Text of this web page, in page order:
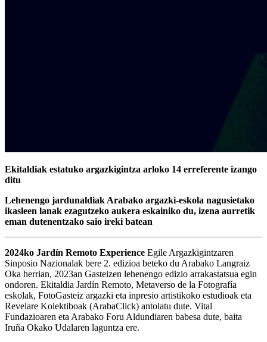
Ekitaldiak estatuko argazkigintza arloko 14 erreferente izango
ditu
Lehenengo jardunaldiak Arabako argazki-eskola nagusietako
ikasleen lanak ezagutzeko aukera eskainiko du, izena aurretik
eman dutenentzako saio ireki batean
2024ko Jardín Remoto Experience Egile Argazkigintzaren
Sinposio Nazionalak bere 2. edizioa beteko du Arabako Langraiz
Oka herrian, 2023an Gasteizen lehenengo edizio arrakastatsua egin
ondoren. Ekitaldia Jardín Remoto, Metaverso de la Fotografía
eskolak, FotoGasteiz argazki eta inpresio artistikoko estudioak eta
Revelare Kolektiboak (ArabaClick) antolatu dute. Vital
Fundazioaren eta Arabako Foru Aldundiaren babesa dute, baita
Iruña Okako Udalaren laguntza ere.